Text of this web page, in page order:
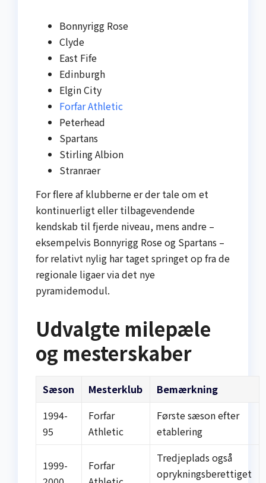
Bonnyrigg Rose
Clyde
East Fife
Edinburgh
Elgin City
Forfar Athletic
Peterhead
Spartans
Stirling Albion
Stranraer
For flere af klubberne er der tale om et
kontinuerligt eller tilbagevendende
kendskab til fjerde niveau, mens andre –
eksempelvis Bonnyrigg Rose og Spartans –
for relativt nylig har taget springet op fra de
regionale ligaer via det nye
pyramidemodul.
Udvalgte milepæle
og mesterskaber
Sæson Mesterklub
Bemærkning
1994-
95
Forfar
Athletic
Første sæson efter
etablering
1999-
Forfar
Tredjeplads også
oprykningsberettiget